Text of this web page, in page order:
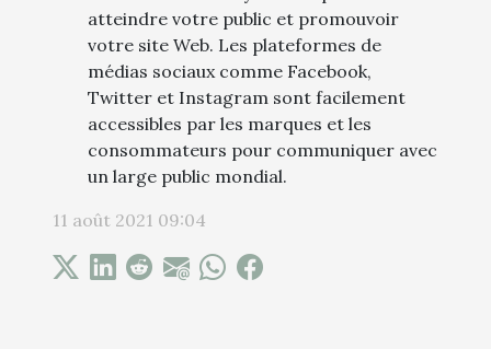
atteindre votre public et promouvoir
votre site Web. Les plateformes de
médias sociaux comme Facebook,
Twitter et Instagram sont facilement
accessibles par les marques et les
consommateurs pour communiquer avec
un large public mondial.
11 août 2021 09:04